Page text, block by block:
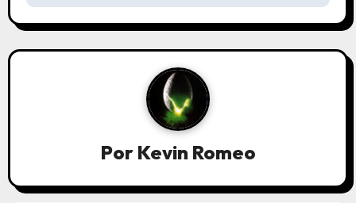
g
a
n
Por Kevin Romeo